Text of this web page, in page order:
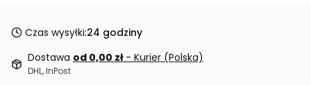
Czas wysyłki:24 godziny
Dostawa od 0,00 zł - Kurier (Polska)
DHL, InPost